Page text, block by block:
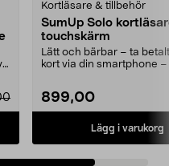
Kortläsare & tillbehör
SumUp Solo
touchskärm
Lätt och bärbar – ta
kort via din smartphone
899,00
Lägg i varukorg